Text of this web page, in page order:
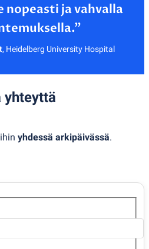
nopeasti ja vahvalla
, Heidelberg University Hospital
yhteyttä
yhdessä arkipäivässä.